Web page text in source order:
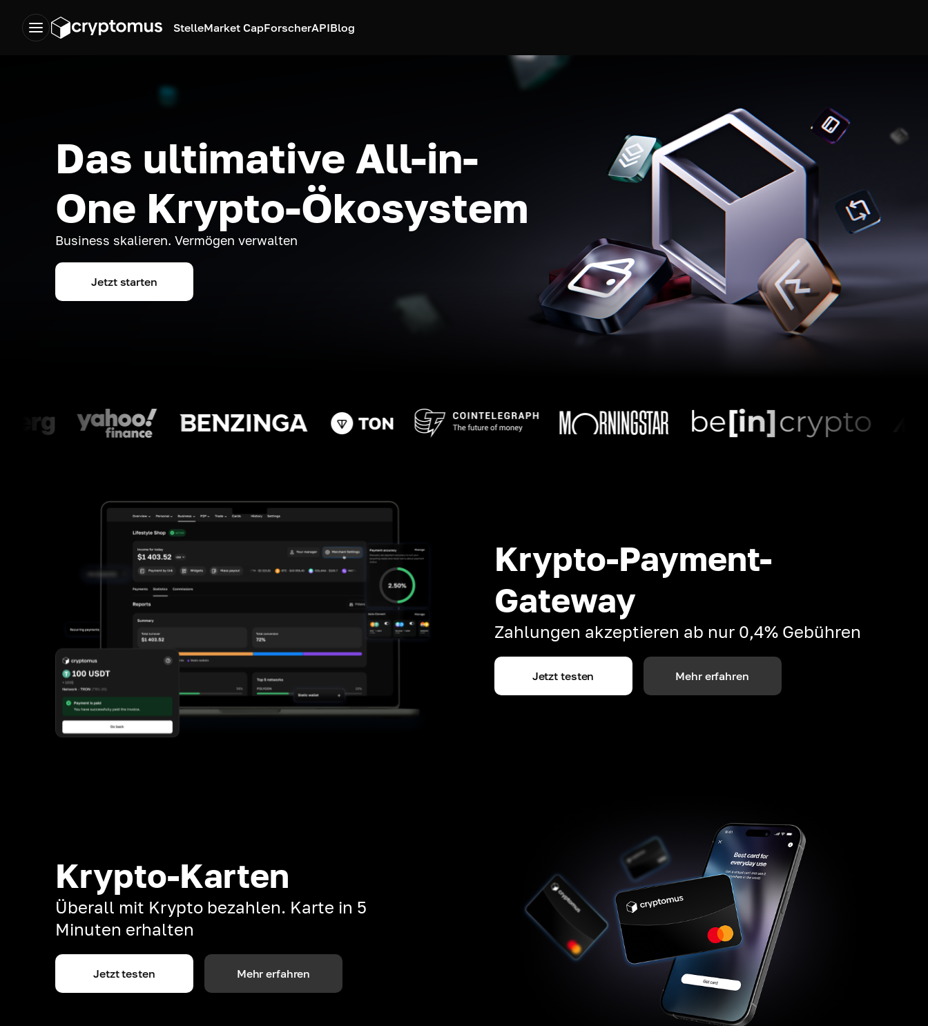
StelleMarket CapForscherAPIBlog
Das ultimative All-in-
One Krypto-Ökosystem
Business skalieren. Vermögen verwalten
Jetzt starten
Krypto-Payment-
Gateway
Zahlungen akzeptieren ab nur 0,4% Gebühren
Jetzt testen Mehr erfahren
Krypto-Karten
Überall mit Krypto bezahlen. Karte in 5
Minuten erhalten
Jetzt testen Mehr erfahren